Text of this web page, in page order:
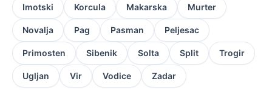
Imotski Korcula Makarska Murter
Novalja Pag Pasman Peljesac
Primosten Sibenik Solta Split Trogir
Ugljan Vir Vodice Zadar